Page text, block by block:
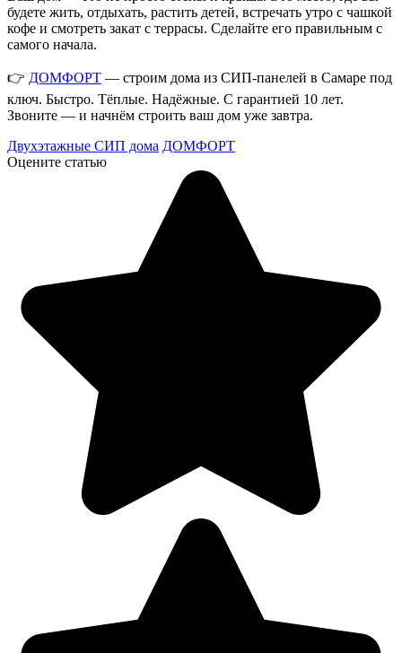
будете жить, отдыхать, растить детей, встречать утро с чашкой
кофе и смотреть закат с террасы. Сделайте его правильным с
самого начала.
👉 ДОМФОРТ — строим дома из СИП-панелей в Самаре под
ключ. Быстро. Тёплые. Надёжные. С гарантией 10 лет.
Звоните — и начнём строить ваш дом уже завтра.
Двухэтажные СИП дома ДОМФОРТ
Оцените статью